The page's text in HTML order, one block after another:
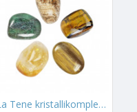
ega laadida. Aeg-
suitsuga või
kohta saad lugeda
La Tene kristallikomplekt "RAHAÕNN"